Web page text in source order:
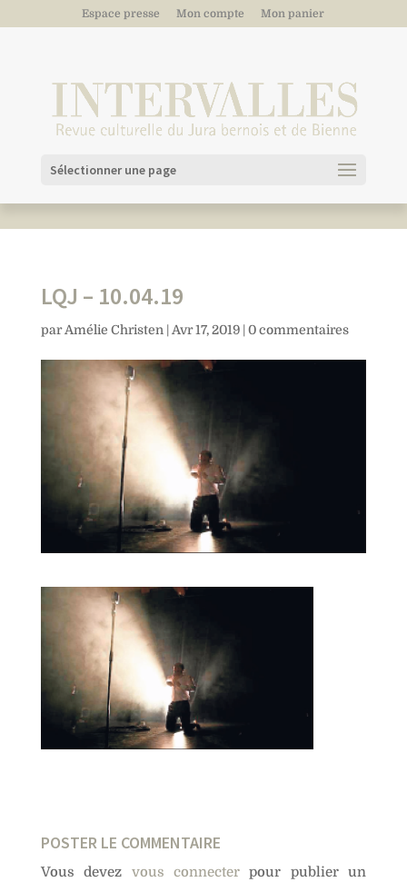
Espace presse Mon compte Mon panier
Sélectionner une page
LQJ – 10.04.19
parAmélie Christen | Avr 17, 2019| 0 commentaires
POSTER LE COMMENTAIRE
Vous devez vous connecter pour publier un